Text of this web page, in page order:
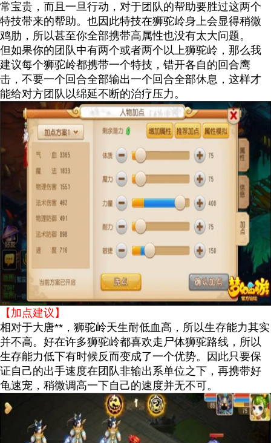
常宝贵，而且一旦行动，对于团队的帮助要胜过这两个
特技带来的帮助。也因此特技在狮驼岭身上会显得稍微
鸡肋，所以甚至你全部携带高属性也没有太大问题。
但如果你的团队中有两个或者两个以上狮驼岭，那么我
建议每个狮驼岭都携带一个特技，错开各自的回合鹰
击，不要一个回合全部输出一个回合全部休息，这样才
能给对方团队以绵延不断的治疗压力。
【加点建议】
相对于大唐**，狮驼岭天生耐低血高，所以生存能力其实
并不高。好在许多狮驼岭都喜欢走尸体狮驼路线，所以
生存能力低下有时候反而变成了一个优势。因此只要保
证自己的出手速度在团队非输出系单位之下，再携带好
龟速宠，稍微调高一下自己的速度并无不可。